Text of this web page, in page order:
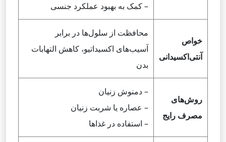
– کمک به بهبود عملکرد جنسی
خواص
آنتی‌اکسیدانی
محافظت از سلول‌ها در برابر
آسیب‌های اکسیداتیو، کاهش التهابات
بدن
روش‌های
مصرف رایج
– دمنوش زنیان
– عصاره یا شربت زنیان
– استفاده در غذاها